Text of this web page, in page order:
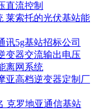
直流控制
莱索托的光伏基站能
讯5g基站招标公司
变器交流输出电压
离网系统
亚高档逆变器定制厂
克罗地亚通信基站